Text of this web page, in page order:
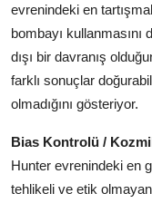
evrenindeki en
bombayı
dışı bir davranış
farklı sonuçlar
olmadığını gösteriyor.
Bias Kontrolü /
Hunter evrenindeki en
tehlikeli ve etik